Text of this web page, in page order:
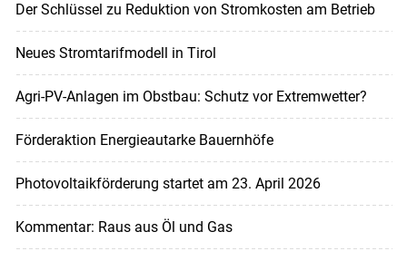
Der Schlüssel zu Reduktion von Stromkosten am Betrieb
Neues Stromtarifmodell in Tirol
Agri-PV-Anlagen im Obstbau: Schutz vor Extremwetter?
Förderaktion Energieautarke Bauernhöfe
Photovoltaikförderung startet am 23. April 2026
Kommentar: Raus aus Öl und Gas